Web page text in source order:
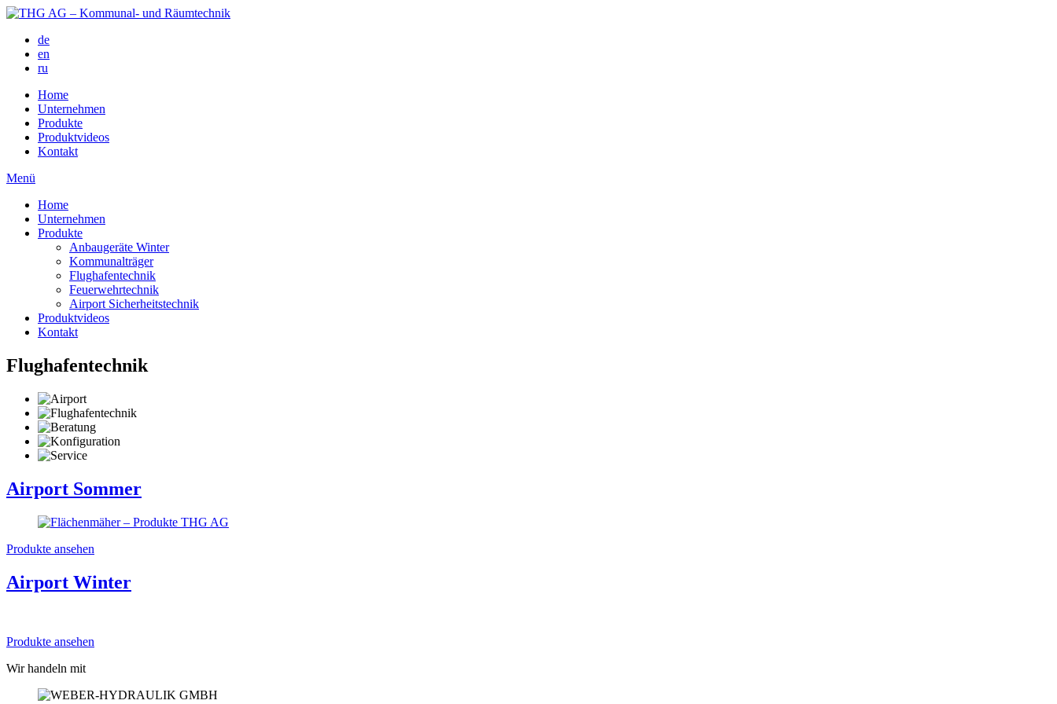
de
en
ru
Home
Unternehmen
Produkte
Produktvideos
Kontakt
Menü
Home
Unternehmen
Produkte
Anbaugeräte Winter
Kommunalträger
Flughafentechnik
Feuerwehrtechnik
Airport Sicherheitstechnik
Produktvideos
Kontakt
Flughafentechnik
Airport Sommer
Produkte ansehen
Airport Winter
Produkte ansehen
Wir handeln mit